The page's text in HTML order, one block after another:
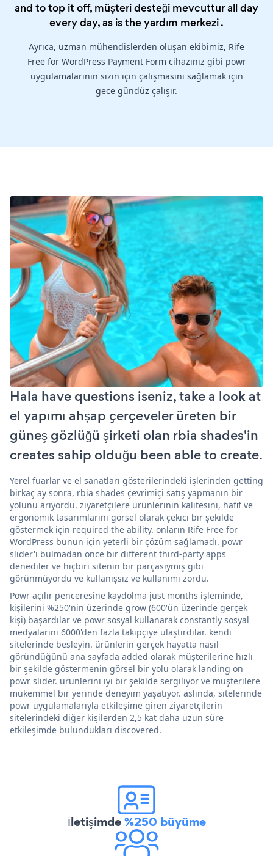
and to top it off, müşteri desteği mevcuttur all day
every day, as is theyardım merkezi.
Ayrıca, uzman mühendislerden oluşan ekibimiz, Rife
Free for WordPress Payment Form cihazınız gibi powr
uygulamalarının sizin için çalışmasını sağlamak için
gece gündüz çalışır.
Hala have questions iseniz, take a look at
el yapımı ahşap çerçeveler üreten bir
güneş gözlüğü şirketi olan rbia shades'in
creates sahip olduğu been able to create.
Yerel fuarlar ve el sanatları gösterilerindeki işlerinden getting
birkaç ay sonra, rbia shades çevrimiçi satış yapmanın bir
yolunu arıyordu. ziyaretçilere ürünlerinin kalitesini, hafif ve
ergonomik tasarımlarını görsel olarak çekici bir şekilde
göstermek için required the ability. onların Rife Free for
WordPress bunun için yeterli bir çözüm sağlamadı. powr
slider'ı bulmadan önce bir different third-party apps
denediler ve hiçbiri sitenin bir parçasıymış gibi
görünmüyordu ve kullanışsız ve kullanımı zordu.
Powr açılır penceresine kaydolma just months işleminde,
kişilerini %250'nin üzerinde grow (600'ün üzerinde gerçek
kişi) başardılar ve powr sosyal kullanarak constantly sosyal
medyalarını 6000'den fazla takipçiye ulaştırdılar. kendi
sitelerinde besleyin. ürünlerin gerçek hayatta nasıl
göründüğünü ana sayfada added olarak müşterilerine hızlı
bir şekilde göstermenin görsel bir yolu olarak landing on
powr slider. ürünlerini iyi bir şekilde sergiliyor ve müşterilere
mükemmel bir yerinde deneyim yaşatıyor. aslında, sitelerinde
powr uygulamalarıyla etkileşime giren ziyaretçilerin
sitelerindeki diğer kişilerden 2,5 kat daha uzun süre
etkileşimde bulundukları discovered.
İletişimde%250 büyüme